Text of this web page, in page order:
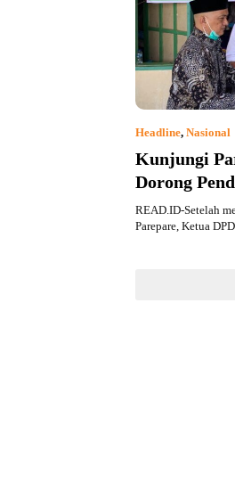
Headline, Nasional
Kunjungi
Dorong
READ.ID-Setelah
Parepare, Ketua